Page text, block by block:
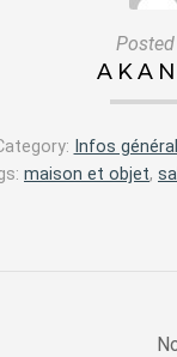
Infos
maison et objet,